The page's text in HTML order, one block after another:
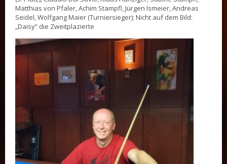
Matthias von Pfaler, Achim Stampfl, Jürgen Ismeier, Andreas
Seidel, Wolfgang Maier (Turniersieger); Nicht auf dem Bild:
„Daisy“ die Zweitplazierte